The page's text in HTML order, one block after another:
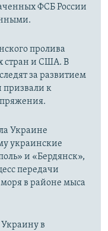
ФСБ России
пролива
стран и США. В
за развитием
призвали к
Украине
украинские
и «Бердянск»,
передачи
в районе мыса
в